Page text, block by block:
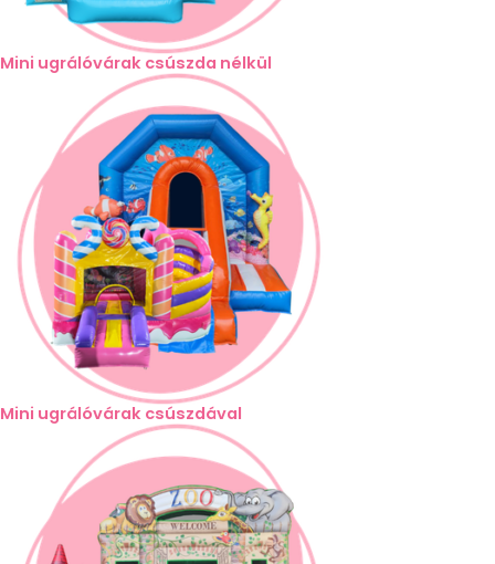
Mini ugrálóvárak csúszda nélkül
Mini ugrálóvárak csúszdával